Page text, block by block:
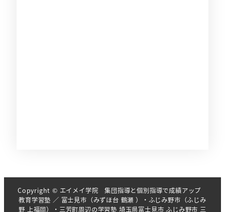
Copyright © エイメイ学院 集団指導と個別指導で成績アップ
教育学習塾 ／ 富士見市（みずほ台 鶴瀬 ）・ふじみ野市（ふじみ
野 上福岡）・三芳町周辺の学習塾 埼玉県富士見市 ふじみ野市 三